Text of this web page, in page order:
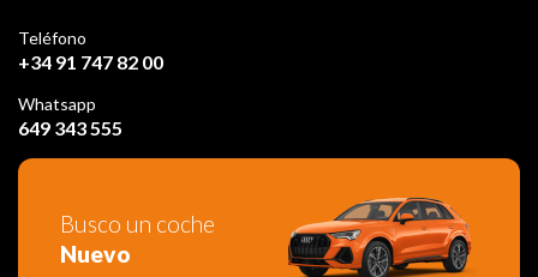
Teléfono
+34 91 747 82 00
Whatsapp
649 343 555
Busco un coche
Nuevo